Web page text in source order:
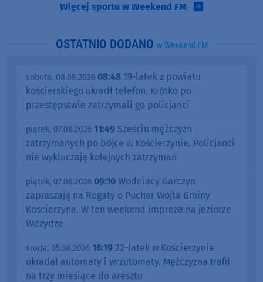
Więcej sportu w Weekend FM
OSTATNIO DODANO w Weekend FM
sobota, 08.08.2026 08:48 19-latek z powiatu
kościerskiego ukradł telefon. Krótko po
przestępstwie zatrzymali go policjanci
piątek, 07.08.2026 11:49 Sześciu mężczyzn
zatrzymanych po bójce w Kościerzynie. Policjanci
nie wykluczają kolejnych zatrzymań
piątek, 07.08.2026 09:10 Wodniacy Garczyn
zapraszają na Regaty o Puchar Wójta Gminy
Kościerzyna. W ten weekend impreza na jeziorze
Wdzydze
środa, 05.08.2026 16:19 22-latek w Kościerzynie
okradał automaty i wrzutomaty. Mężczyzna trafił
na trzy miesiące do aresztu